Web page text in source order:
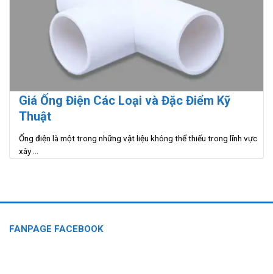
Giá Ống Điện Các Loại và Đặc Điểm Kỹ
Thuật
Ống điện là một trong những vật liệu không thể thiếu trong lĩnh vực
xây ...
FANPAGE FACEBOOK